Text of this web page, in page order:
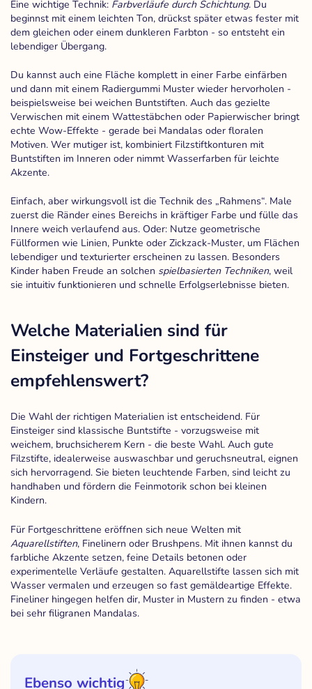
Eine wichtige Technik: Farbverläufe durch Schichtung. Du
beginnst mit einem leichten Ton, drückst später etwas fester mit
dem gleichen oder einem dunkleren Farbton - so entsteht ein
lebendiger Übergang.
Du kannst auch eine Fläche komplett in einer Farbe einfärben
und dann mit einem Radiergummi Muster wieder hervorholen -
beispielsweise bei weichen Buntstiften. Auch das gezielte
Verwischen mit einem Wattestäbchen oder Papierwischer bringt
echte Wow-Effekte - gerade bei Mandalas oder floralen
Motiven. Wer mutiger ist, kombiniert Filzstiftkonturen mit
Buntstiften im Inneren oder nimmt Wasserfarben für leichte
Akzente.
Einfach, aber wirkungsvoll ist die Technik des „Rahmens“. Male
zuerst die Ränder eines Bereichs in kräftiger Farbe und fülle das
Innere weich verlaufend aus. Oder: Nutze geometrische
Füllformen wie Linien, Punkte oder Zickzack-Muster, um Flächen
lebendiger und texturierter erscheinen zu lassen. Besonders
Kinder haben Freude an solchen spielbasierten Techniken, weil
sie intuitiv funktionieren und schnelle Erfolgserlebnisse bieten.
Welche Materialien sind für
Einsteiger und Fortgeschrittene
empfehlenswert?
Die Wahl der richtigen Materialien ist entscheidend. Für
Einsteiger sind klassische Buntstifte - vorzugsweise mit
weichem, bruchsicherem Kern - die beste Wahl. Auch gute
Filzstifte, idealerweise auswaschbar und geruchsneutral, eignen
sich hervorragend. Sie bieten leuchtende Farben, sind leicht zu
handhaben und fördern die Feinmotorik schon bei kleinen
Kindern.
Für Fortgeschrittene eröffnen sich neue Welten mit
Aquarellstiften, Finelinern oder Brushpens. Mit ihnen kannst du
farbliche Akzente setzen, feine Details betonen oder
experimentelle Verläufe gestalten. Aquarellstifte lassen sich mit
Wasser vermalen und erzeugen so fast gemäldeartige Effekte.
Fineliner hingegen helfen dir, Muster in Mustern zu finden - etwa
bei sehr filigranen Mandalas.
Ebenso wichtig